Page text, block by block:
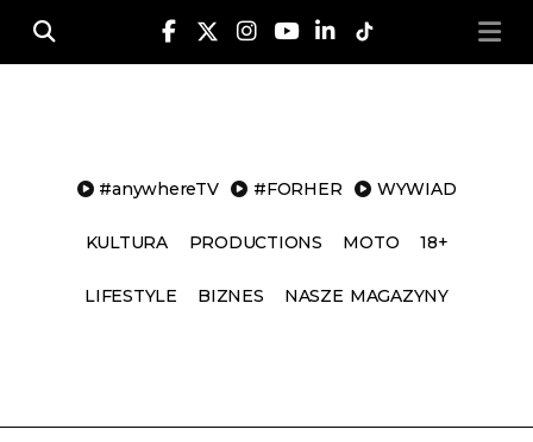
#anywhereTV #FORHER WYWIAD
KULTURA PRODUCTIONS MOTO 18+
LIFESTYLE BIZNES NASZE MAGAZYNY